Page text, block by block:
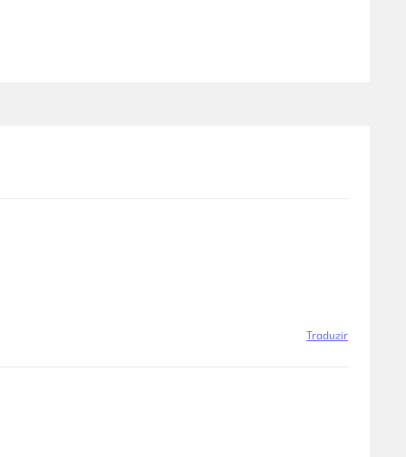
Traduzir